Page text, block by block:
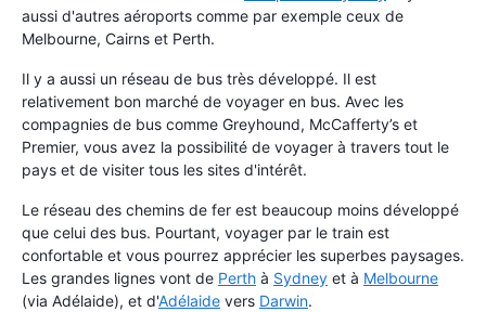
aussi d'autres aéroports comme par exemple ceux de
Melbourne, Cairns et Perth.
Il y a aussi un réseau de bus très développé. Il est
relativement bon marché de voyager en bus. Avec les
compagnies de bus comme Greyhound, McCafferty’s et
Premier, vous avez la possibilité de voyager à travers tout le
pays et de visiter tous les sites d'intérêt.
Le réseau des chemins de fer est beaucoup moins développé
que celui des bus. Pourtant, voyager par le train est
confortable et vous pourrez apprécier les superbes paysages.
Les grandes lignes vont de Perth à Sydney et à Melbourne
(via Adélaide), et d'Adélaide vers Darwin.